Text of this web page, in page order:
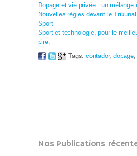
Dopage et vie privée : un mélange
Nouvelles règles devant le
Sport
Sport et technologie, pour le
pire.
Tags: contador, dopage,
Nos Publications